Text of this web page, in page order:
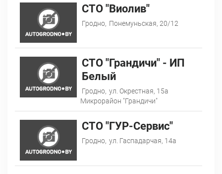
СТО "Виолив"
Гродно, Понемуньская, 20/12
СТО "Грандичи" - ИП
Белый
Гродно, ул. Окрестная, 15а
Микрорайон "Грандичи"
СТО "ГУР-Сервис"
Гродно, ул. Гаспадарчая, 14а